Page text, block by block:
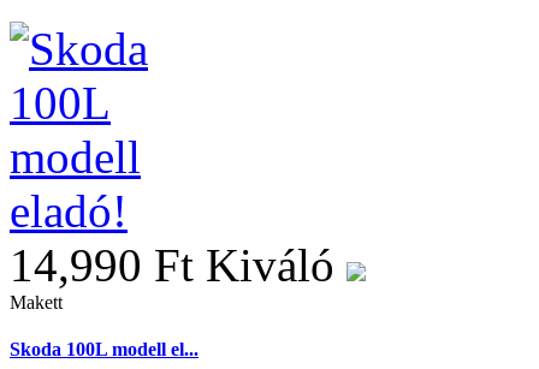
14,990 Ft Kiváló
Makett
Skoda 100L modell el...